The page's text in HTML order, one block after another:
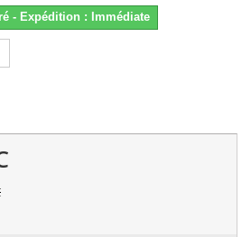
- Expédition : Immédiate